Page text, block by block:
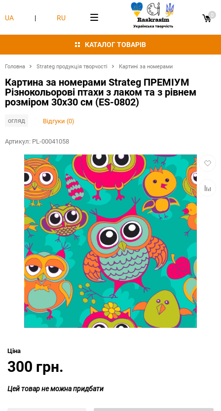
КАТАЛОГ ТОВАРІВ
UA | RU 0
Головна Strateg продукція творчості Картині за номерами
Картина за номерами Strateg ПРЕМІУМ
Різнокольорові птахи з лаком та з рівнем
розміром 30х30 см (ES-0802)
огляд Відгуки (0)
Артикул: PL-00041058
Ціна
300 грн.
Цей товар не можна придбати